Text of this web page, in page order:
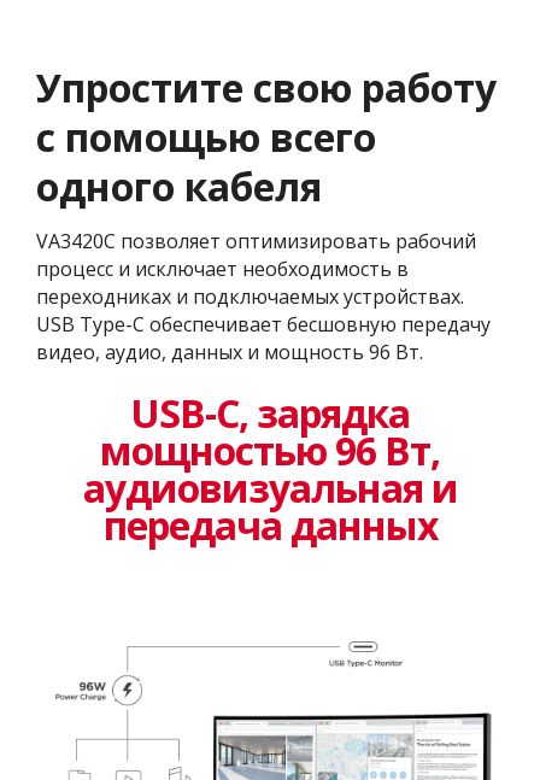
Упростите свою работу
с помощью всего
одного кабеля
VA3420C позволяет оптимизировать рабочий
процесс и исключает необходимость в
переходниках и подключаемых устройствах.
USB Type-C обеспечивает бесшовную передачу
видео, аудио, данных и мощность 96 Вт.
USB-C, зарядка
мощностью 96 Вт,
аудиовизуальная и
передача данных